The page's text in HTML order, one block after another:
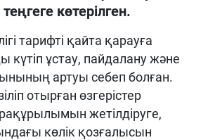
көтерілген.
тарифті қайта қарауға
күтіп ұстау, пайдалану және
артуы себеп болған.
отырған өзгерістер
жетілдіруге,
көлік қозғалысын